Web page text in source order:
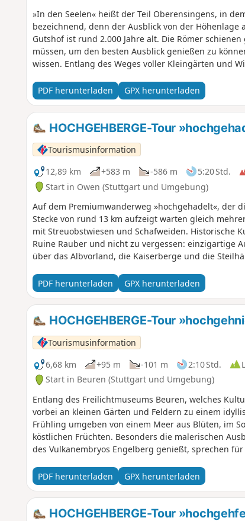
»In den Seelen« heißt der Teil Oberensingens, in
bezeichnend, denn der Ausblick von der Höhenlage
Gutshof ist rund 2.000 Jahre alt. Die Römer
müssen, um den besten Ausblick genießen zu
wissen. Entlang des Weges voller Kleingärten und
Rechter Hand liegt eine Alpakafarm, auf der sich
Variationen tummeln und sich über Besuch freuen.
Streuobstwiesen zum Wengerterhäuschen, das
»Ruh dich aus, schau hinaus« ermutigt ein Schild,
man sich manchmal auch einfach ein wenig Zeit für
PDF herunterladen GPX herunterladen
HOCHGEHBERGE-Tour
Tourismusinformation
12,89 km
+583 m -586 m 5:20 Std.
Start in Owen (Stuttgart und Umgebung)
Auf dem Premiumwanderweg »hochgehadelt«, der
Stecke von rund 13 km aufzeigt warten gleich
mit Streuobstwiesen und Schafweiden. Historische
Ruine Rauber und nicht zu vergessen: einzigartige
über das Albvorland, die Kaiserberge und die
PDF herunterladen GPX herunterladen
HOCHGEHBERGE-Tour
Tourismusinformation
6,68 km
+95 m -101 m 2:10 Std.
Start in Beuren (Stuttgart und Umgebung)
Entlang des Freilichtmuseums Beuren, welches
vorbei an kleinen Gärten und Feldern zu einem
Frühling umgeben von einem Meer aus Blüten, im
köstlichen Früchten. Besonders die malerischen
des Vulkanembryos Engelberg genießt, sprechen
Fotomotive sind die Burg Teck, der Beurener Fels,
Sicht sogar die drei Kaiserberge. Familien finden vor
Hochlandrindern ihren Gefallen, die auf
Freilichtmuseum beheimatet sind. Wer beim
PDF herunterladen GPX herunterladen
HOCHGEHBERGE-Tour